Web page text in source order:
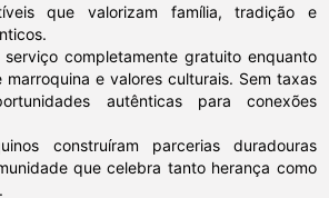
que valorizam família, tradição e
serviço completamente gratuito enquanto
marroquina e valores culturais. Sem taxas
autênticas para conexões
construíram parcerias duradouras
que celebra tanto herança como